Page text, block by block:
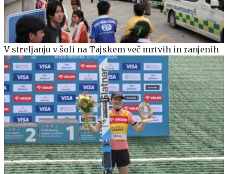
V streljanju v šoli na Tajskem več mrtvih in ranjenih